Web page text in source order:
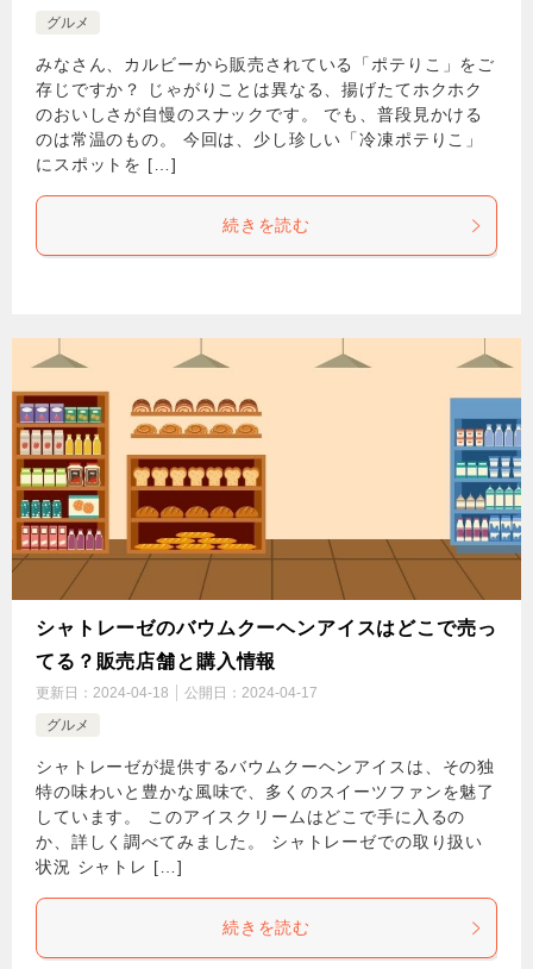
グルメ
みなさん、カルビーから販売されている「ポテりこ」をご
存じですか？ じゃがりことは異なる、揚げたてホクホク
のおいしさが自慢のスナックです。 でも、普段見かける
のは常温のもの。 今回は、少し珍しい「冷凍ポテりこ」
にスポットを […]
続きを読む
シャトレーゼのバウムクーヘンアイスはどこで売っ
てる？販売店舗と購入情報
更新日： 2024-04-18 公開日： 2024-04-17
グルメ
シャトレーゼが提供するバウムクーヘンアイスは、その独
特の味わいと豊かな風味で、多くのスイーツファンを魅了
しています。 このアイスクリームはどこで手に入るの
か、詳しく調べてみました。 シャトレーゼでの取り扱い
状況 シャトレ […]
続きを読む